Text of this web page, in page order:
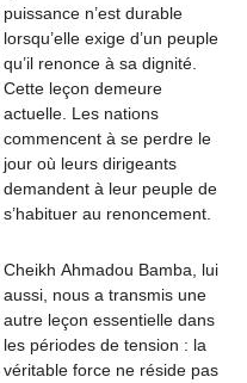
puissance n’est durable
lorsqu’elle exige d’un peuple
qu’il renonce à sa dignité.
Cette leçon demeure
actuelle. Les nations
commencent à se perdre le
jour où leurs dirigeants
demandent à leur peuple de
s’habituer au renoncement.
Cheikh Ahmadou Bamba, lui
aussi, nous a transmis une
autre leçon essentielle dans
les périodes de tension : la
véritable force ne réside pas